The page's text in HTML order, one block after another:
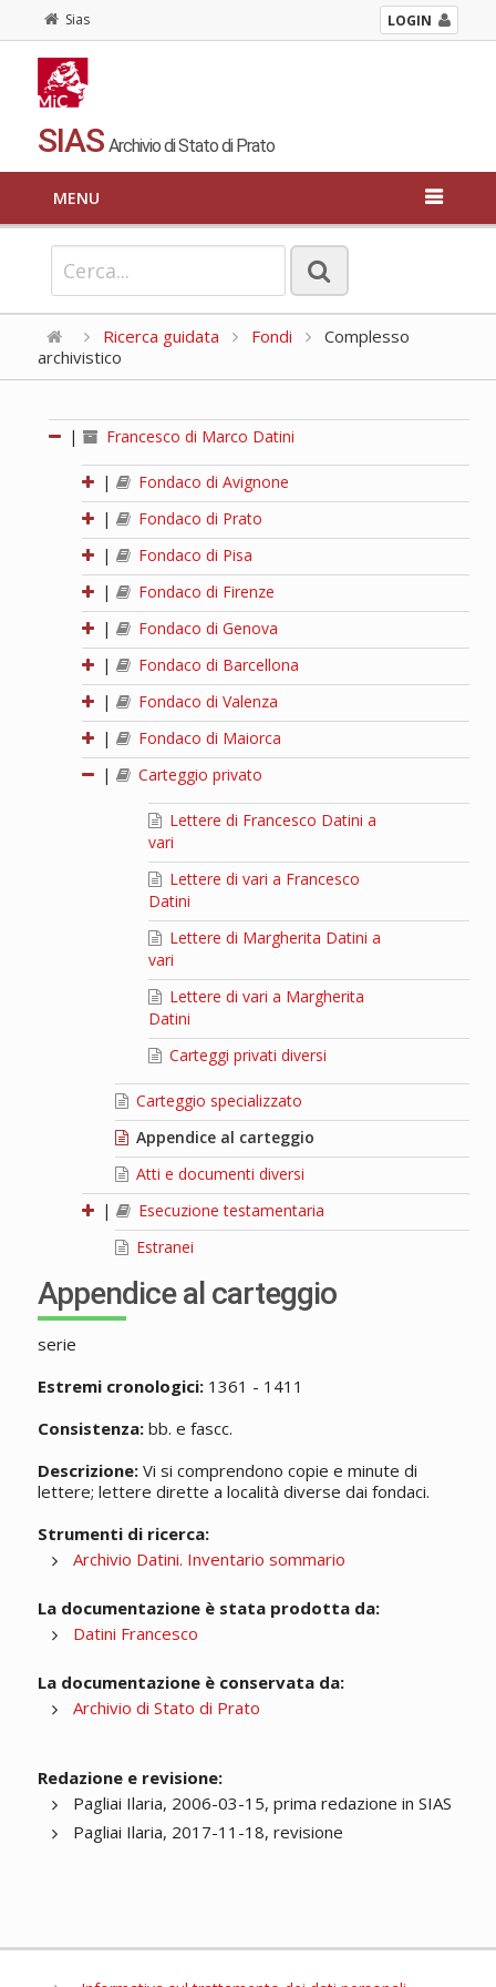
Sias LOGIN
SIAS Archivio di Stato di Prato
MENU
Ricerca guidata Fondi
Complesso
archivistico
| Francesco di Marco Datini
|
Fondaco di Avignone
|
Fondaco di Prato
|
Fondaco di Pisa
|
Fondaco di Firenze
|
Fondaco di Genova
|
Fondaco di Barcellona
|
Fondaco di Valenza
|
Fondaco di Maiorca
|
Carteggio privato
Lettere di Francesco Datini a
vari
Lettere di vari a Francesco
Datini
Lettere di Margherita Datini a
vari
Lettere di vari a Margherita
Datini
Carteggi privati diversi
Carteggio specializzato
Appendice al carteggio
Atti e documenti diversi
|
Esecuzione testamentaria
Estranei
Appendice al carteggio
serie
Estremi cronologici:1361 - 1411
Consistenza:bb. e fascc.
Descrizione:Vi si comprendono copie e minute di
lettere; lettere dirette a località diverse dai fondaci.
Strumenti di ricerca:
Archivio Datini. Inventario sommario
La documentazione è stata prodotta da:
Datini Francesco
La documentazione è conservata da:
Archivio di Stato di Prato
Redazione e revisione:
Pagliai Ilaria, 2006-03-15, prima redazione in SIAS
Pagliai Ilaria, 2017-11-18, revisione